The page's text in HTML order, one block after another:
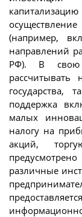
(например,
направлений
РФ). В свою
государства,
поддержка
малых
налогу на
акций,
различные